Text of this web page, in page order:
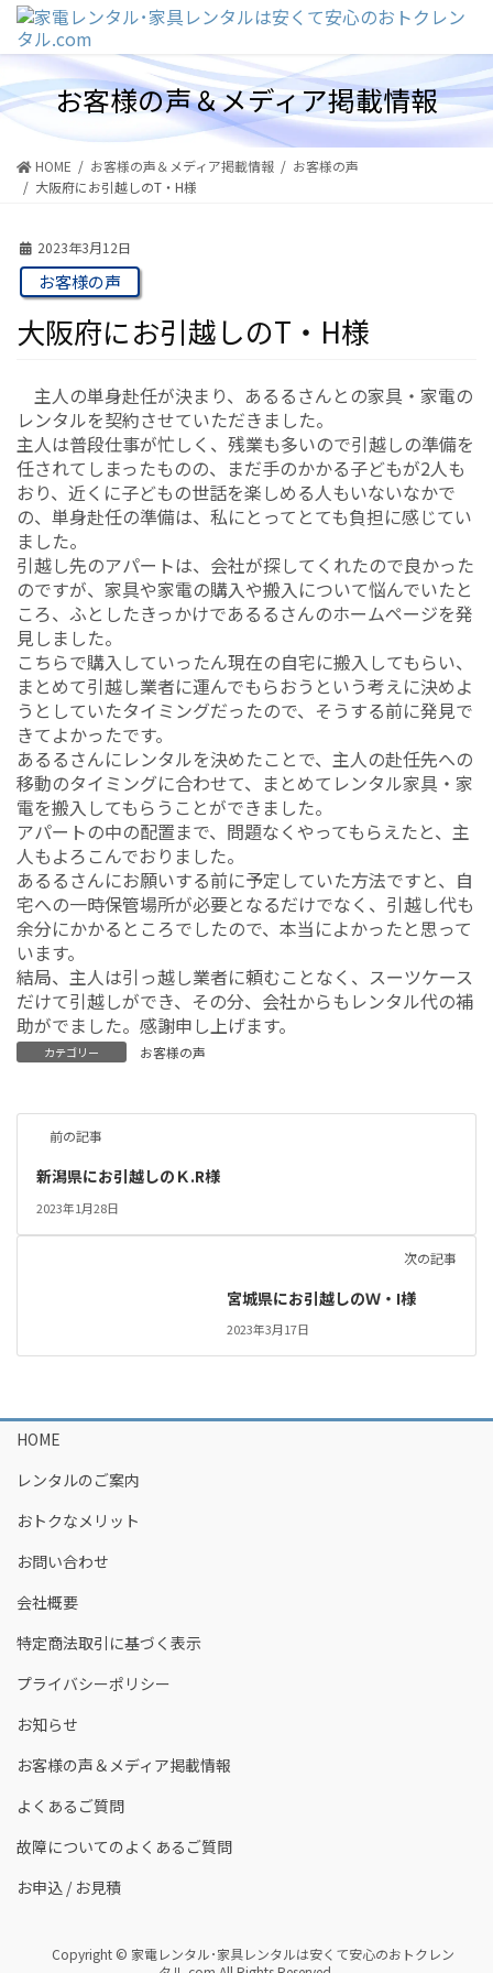
テ
ツ
に
ゲ
シ
ョ
お客様の声＆メディア掲載情報
HOME お客様の声＆メディア掲載情報
お客様の声
大阪府にお引越しのT・H様
2023年3月12日
お客様の声
大阪府にお引越しのT・H様
主人の単身赴任が決まり、あるるさんとの家具・家電の
レンタルを契約させていただきました。
主人は普段仕事が忙しく、残業も多いので引越しの準備を
任されてしまったものの、まだ手のかかる子どもが2人も
おり、近くに子どもの世話を楽しめる人もいないなかで
の、単身赴任の準備は、私にとってとても負担に感じてい
ました。
引越し先のアパートは、会社が探してくれたので良かった
のですが、家具や家電の購入や搬入について悩んでいたと
ころ、ふとしたきっかけであるるさんのホームページを発
見しました。
こちらで購入していったん現在の自宅に搬入してもらい、
まとめて引越し業者に運んでもらおうという考えに決めよ
うとしていたタイミングだったので、そうする前に発見で
きてよかったです。
あるるさんにレンタルを決めたことで、主人の赴任先への
移動のタイミングに合わせて、まとめてレンタル家具・家
電を搬入してもらうことができました。
アパートの中の配置まで、問題なくやってもらえたと、主
人もよろこんでおりました。
あるるさんにお願いする前に予定していた方法ですと、自
宅への一時保管場所が必要となるだけでなく、引越し代も
余分にかかるところでしたので、本当によかったと思って
います。
結局、主人は引っ越し業者に頼むことなく、スーツケース
だけて引越しができ、その分、会社からもレンタル代の補
助がでました。感謝申し上げます。
カテゴリー お客様の声
前の記事
新潟県にお引越しのＫ.R様
2023年1月28日
次の記事
宮城県にお引越しのＷ・I様
2023年3月17日
HOME
レンタルのご案内
おトクなメリット
お問い合わせ
会社概要
特定商法取引に基づく表示
プライバシーポリシー
お知らせ
お客様の声＆メディア掲載情報
よくあるご質問
故障についてのよくあるご質問
お申込 / お見積
Copyright © 家電レンタル･家具レンタルは安くて安心のおトクレン